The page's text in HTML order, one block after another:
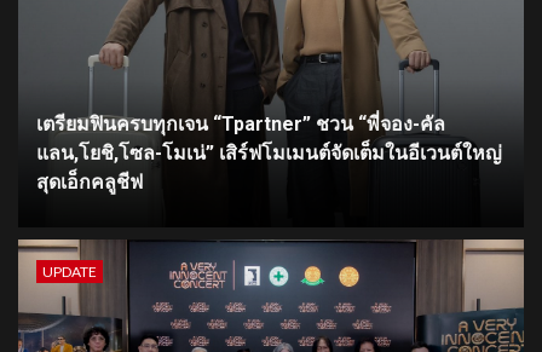
เตรียมฟินครบทุกเจน “Tpartner” ชวน “พี่จอง-คัล
แลน,โยชิ,โซล-โมเน่” เสิร์ฟโมเมนต์จัดเต็มในอีเวนต์ใหญ่
สุดเอ็กคลูชีฟ
UPDATE